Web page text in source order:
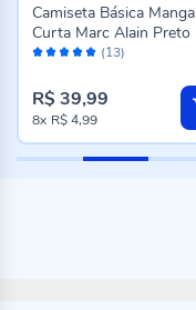
Avaliação: (13)
Camiseta Básica Manga
Curta Marc Alain Preto
R$ 39,99
8x R$ 4,99